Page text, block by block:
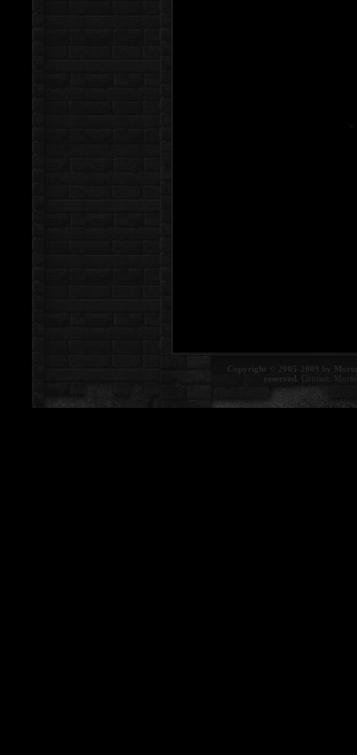
Copyright © 2005-2009 by
reserved. Contact: